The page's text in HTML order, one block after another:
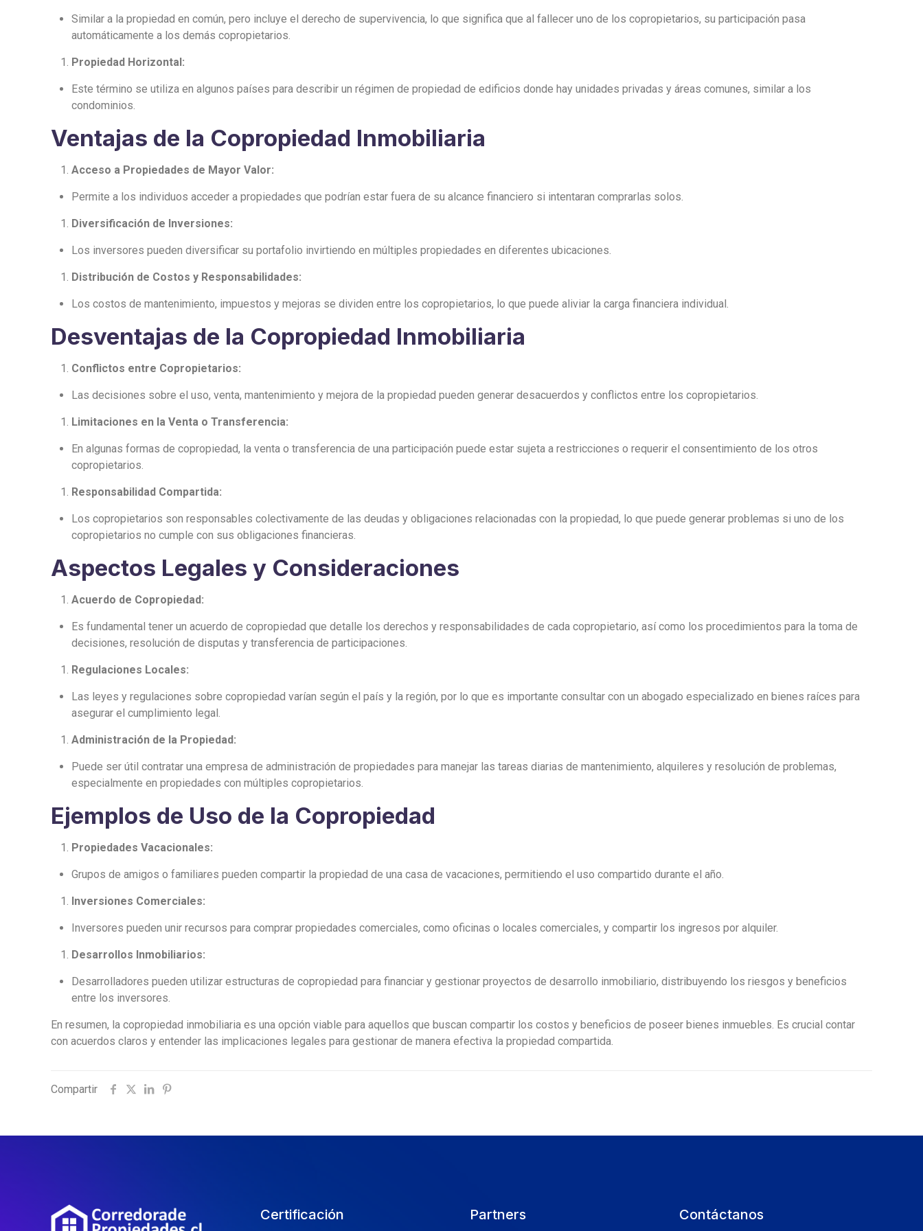
Similar a la propiedad en común, pero incluye el derecho de supervivencia, lo que significa que al fallecer uno de los copropietarios, su participación pasa
automáticamente a los demás copropietarios.
Propiedad Horizontal:
Este término se utiliza en algunos países para describir un régimen de propiedad de edificios donde hay unidades privadas y áreas comunes, similar a los
condominios.
Ventajas de la Copropiedad Inmobiliaria
Acceso a Propiedades de Mayor Valor:
Permite a los individuos acceder a propiedades que podrían estar fuera de su alcance financiero si intentaran comprarlas solos.
Diversificación de Inversiones:
Los inversores pueden diversificar su portafolio invirtiendo en múltiples propiedades en diferentes ubicaciones.
Distribución de Costos y Responsabilidades:
Los costos de mantenimiento, impuestos y mejoras se dividen entre los copropietarios, lo que puede aliviar la carga financiera individual.
Desventajas de la Copropiedad Inmobiliaria
Conflictos entre Copropietarios:
Las decisiones sobre el uso, venta, mantenimiento y mejora de la propiedad pueden generar desacuerdos y conflictos entre los copropietarios.
Limitaciones en la Venta o Transferencia:
En algunas formas de copropiedad, la venta o transferencia de una participación puede estar sujeta a restricciones o requerir el consentimiento de los otros
copropietarios.
Responsabilidad Compartida:
Los copropietarios son responsables colectivamente de las deudas y obligaciones relacionadas con la propiedad, lo que puede generar problemas si uno de los
copropietarios no cumple con sus obligaciones financieras.
Aspectos Legales y Consideraciones
Acuerdo de Copropiedad:
Es fundamental tener un acuerdo de copropiedad que detalle los derechos y responsabilidades de cada copropietario, así como los procedimientos para la toma de
decisiones, resolución de disputas y transferencia de participaciones.
Regulaciones Locales:
Las leyes y regulaciones sobre copropiedad varían según el país y la región, por lo que es importante consultar con un abogado especializado en bienes raíces para
asegurar el cumplimiento legal.
Administración de la Propiedad:
Puede ser útil contratar una empresa de administración de propiedades para manejar las tareas diarias de mantenimiento, alquileres y resolución de problemas,
especialmente en propiedades con múltiples copropietarios.
Ejemplos de Uso de la Copropiedad
Propiedades Vacacionales:
Grupos de amigos o familiares pueden compartir la propiedad de una casa de vacaciones, permitiendo el uso compartido durante el año.
Inversiones Comerciales:
Inversores pueden unir recursos para comprar propiedades comerciales, como oficinas o locales comerciales, y compartir los ingresos por alquiler.
Desarrollos Inmobiliarios:
Desarrolladores pueden utilizar estructuras de copropiedad para financiar y gestionar proyectos de desarrollo inmobiliario, distribuyendo los riesgos y beneficios
entre los inversores.
En resumen, la copropiedad inmobiliaria es una opción viable para aquellos que buscan compartir los costos y beneficios de poseer bienes inmuebles. Es crucial contar
con acuerdos claros y entender las implicaciones legales para gestionar de manera efectiva la propiedad compartida.
Compartir
Certificación Partners Contáctanos